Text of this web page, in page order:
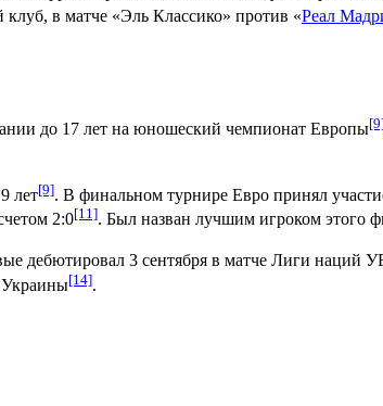
в матче «Эль Классико» против «Реал
до 17 лет на юношеский чемпионат Европы
лет[9]. В финальном турнире Евро принял
2:0[11]. Был назван лучшим игроком этого
дебютировал 3 сентября в матче Лиги наций
Украины[14].